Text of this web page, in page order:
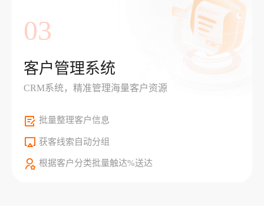
03
客户管理系统
CRM系统，精准管理海量客户资源
批量整理客户信息
获客线索自动分组
根据客户分类批量触达%送达